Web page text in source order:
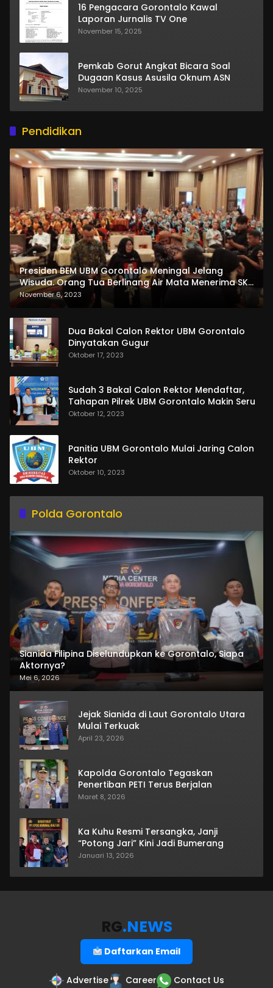
16 Pengacara Gorontalo Kawal
Laporan Jurnalis TV One
November 15, 2025
Pemkab Gorut Angkat Bicara Soal
Dugaan Kasus Asusila Oknum ASN
November 10, 2025
Pendidikan
Presiden BEM UBM Gorontalo Meningal Jelang
Wisuda. Orang Tua Berlinang Air Mata Menerima SKL
dan Pemasangan Salempang
November 6, 2023
Dua Bakal Calon Rektor UBM Gorontalo
Dinyatakan Gugur
Oktober 17, 2023
Sudah 3 Bakal Calon Rektor Mendaftar,
Tahapan Pilrek UBM Gorontalo Makin Seru
Oktober 12, 2023
Panitia UBM Gorontalo Mulai Jaring Calon
Rektor
Oktober 10, 2023
Polda Gorontalo
Sianida Filipina Diselundupkan ke Gorontalo, Siapa
Aktornya?
Mei 6, 2026
Jejak Sianida di Laut Gorontalo Utara
Mulai Terkuak
April 23, 2026
Kapolda Gorontalo Tegaskan
Penertiban PETI Terus Berjalan
Maret 8, 2026
Ka Kuhu Resmi Tersangka, Janji
“Potong Jari” Kini Jadi Bumerang
Januari 13, 2026
RG.NEWS
Daftarkan Email
Advertise Career Contact Us